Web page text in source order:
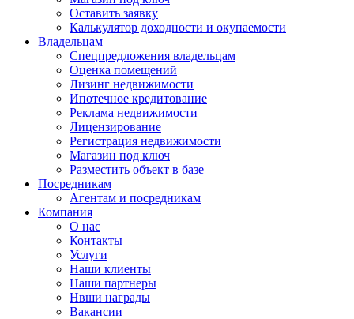
Оставить заявку
Калькулятор доходности и окупаемости
Владельцам
Спецпредложения владельцам
Оценка помещений
Лизинг недвижимости
Ипотечное кредитование
Реклама недвижимости
Лицензирование
Регистрация недвижимости
Магазин под ключ
Разместить объект в базе
Посредникам
Агентам и посредникам
Компания
О нас
Контакты
Услуги
Наши клиенты
Наши партнеры
Нвши награды
Вакансии